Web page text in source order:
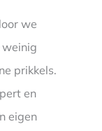
we
weinig
prikkels.
en
eigen